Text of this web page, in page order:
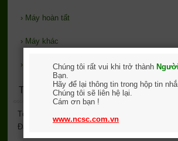
› Máy hoàn tất
› Máy khác
›
Thống kê lượt xem
Tổng truy cập
Đang online
Chúng tôi rất vui khi trở thành
Bạn.
Hãy để lại thông tin trong hộp tin
Chúng tôi sẽ liên hệ lại.
Cám ơn bạn !
www.ncsc.com.vn